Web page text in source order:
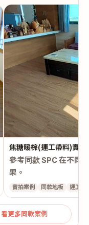
焦糖暖棕(連工帶料)實鋪
參考同款 SPC 在不同
果。
實拍案例 同款地板 連工帶
看更多同款案例